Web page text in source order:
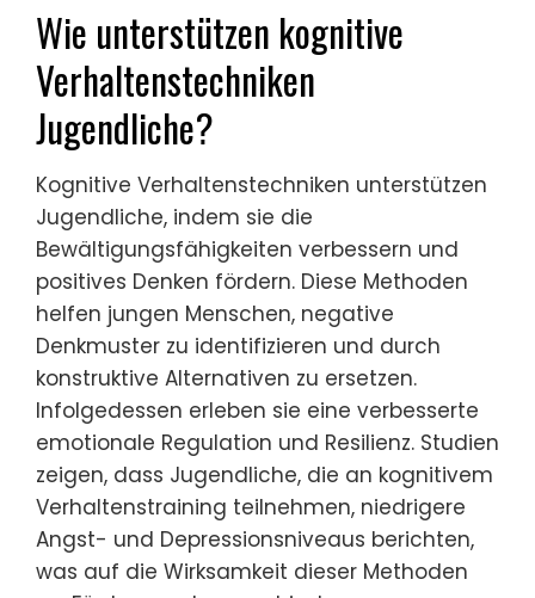
Wie unterstützen kognitive
Verhaltenstechniken
Jugendliche?
Kognitive Verhaltenstechniken unterstützen
Jugendliche, indem sie die
Bewältigungsfähigkeiten verbessern und
positives Denken fördern. Diese Methoden
helfen jungen Menschen, negative
Denkmuster zu identifizieren und durch
konstruktive Alternativen zu ersetzen.
Infolgedessen erleben sie eine verbesserte
emotionale Regulation und Resilienz. Studien
zeigen, dass Jugendliche, die an kognitivem
Verhaltenstraining teilnehmen, niedrigere
Angst- und Depressionsniveaus berichten,
was auf die Wirksamkeit dieser Methoden